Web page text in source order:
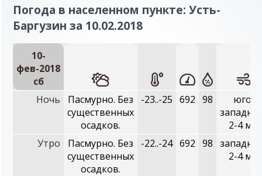
Погода в населенном пункте: Усть-
Баргузин за 10.02.2018
10-
фев-2018
сб
Ночь
Пасмурно. Без
существенных
осадков.
-23..-25 692 98
юго-
2-4 м/с
Утро
Пасмурно. Без
существенных
осадков.
-22..-24 692 98
2-4 м/с